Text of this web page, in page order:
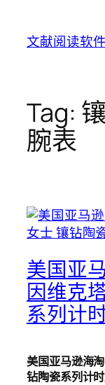
content
文献阅读软件
Tag:
腕表
美国亚
因维克
系列计
美国亚马逊海
钻陶瓷系列计